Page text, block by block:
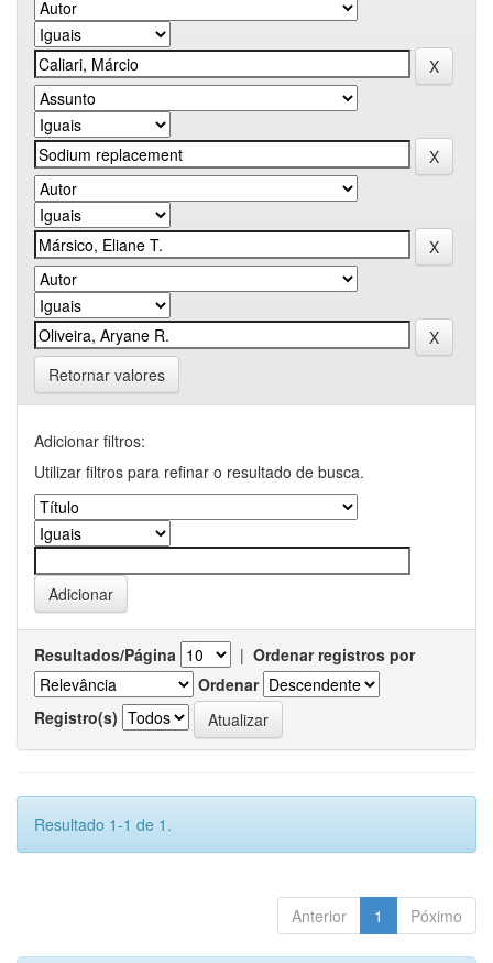
Retornar valores
Adicionar filtros:
Utilizar filtros para refinar o resultado de busca.
Resultados/Página | Ordenar registros por
Ordenar
Registro(s)
Resultado 1-1 de 1.
Anterior 1 Póximo